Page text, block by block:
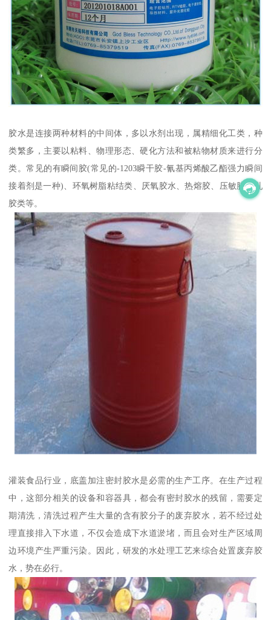
胶水是连接两种材料的中间体，多以水剂出现，属精细化工类，种
类繁多，主要以粘料、物理形态、硬化方法和被粘物材质来进行分
类。常见的有瞬间胶(常见的-1203瞬干胶-氰基丙烯酸乙酯强力瞬间
接着剂是一种)、环氧树脂粘结类、厌氧胶水、热熔胶、压敏胶、乳
胶类等。
灌装食品行业，底盖加注密封胶水是必需的生产工序。在生产过程
中，这部分相关的设备和容器具，都会有密封胶水的残留，需要定
期清洗，清洗过程产生大量的含有胶分子的废弃胶水，若不经过处
理直接排入下水道，不仅会造成下水道淤堵，而且会对生产区域周
边环境产生严重污染。因此，研发的水处理工艺来综合处置废弃胶
水，势在必行。